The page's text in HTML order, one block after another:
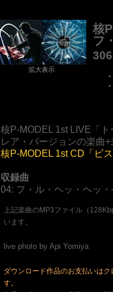
拡大表示
核
フ
核P-MODEL 1st LIVE「
レア・バージョンの楽曲
核P-MODEL 1st CD「ビ
収録曲
04: フ・ル・ヘッ・ヘッ
上記楽曲のMP3ファイル（
います。
live photo by Api Yomiya
ダウンロード作品のお支払いは
す。